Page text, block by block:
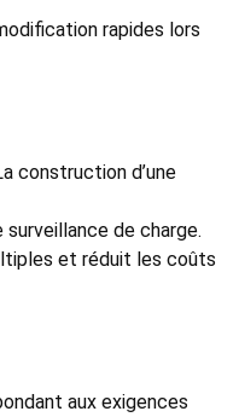
rapides lors
construction d’une
de charge.
et réduit les coûts
aux exigences